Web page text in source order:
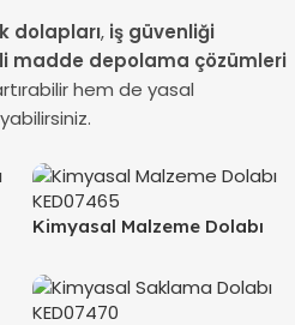
dolapları, iş güvenliği
madde depolama çözümleri
hem de yasal
Kimyasal Malzeme Dolabı